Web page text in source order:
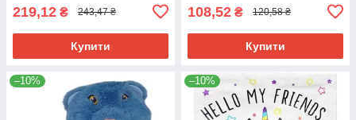
219,12 ₴ 243,47 ₴
Купити
108,52 ₴ 120,58 ₴
Купити
–10% –10%